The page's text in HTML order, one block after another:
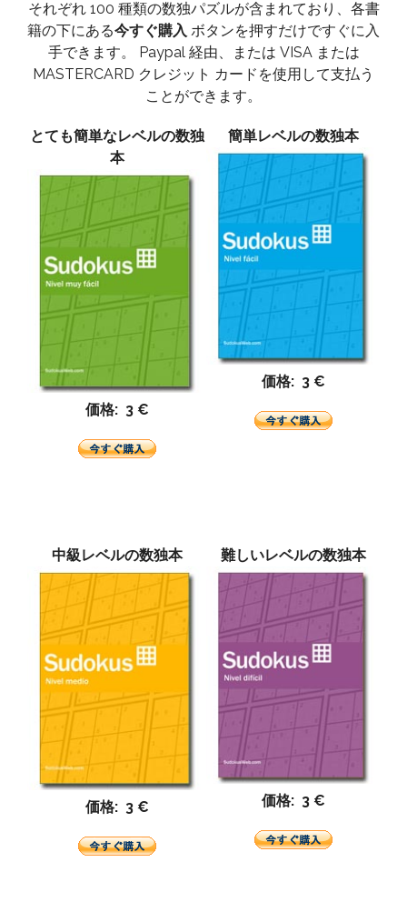
それぞれ 100 種類の数独パズルが含まれており、各書
籍の下にある今すぐ購入 ボタンを押すだけですぐに入
手できます。 Paypal 経由、または VISA または
MASTERCARD クレジット カードを使用して支払う
ことができます。
とても簡単なレベルの数独
本
価格: 3 €
簡単レベルの数独本
価格: 3 €
中級レベルの数独本
価格: 3 €
難しいレベルの数独本
価格: 3 €